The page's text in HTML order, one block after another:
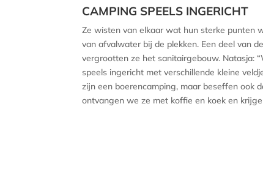
CAMPING SPEELS INGERICHT
Ze wisten van elkaar wat hun sterke punten
van afvalwater bij de plekken. Een deel van
vergrootten ze het sanitairgebouw. Natasja:
speels ingericht met verschillende kleine
zijn een boerencamping, maar beseffen ook
ontvangen we ze met koffie en koek en